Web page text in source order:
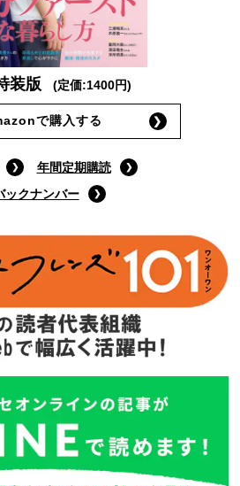
装版 (定価:1400円)
で購入する
年間定期購読
ックナンバー